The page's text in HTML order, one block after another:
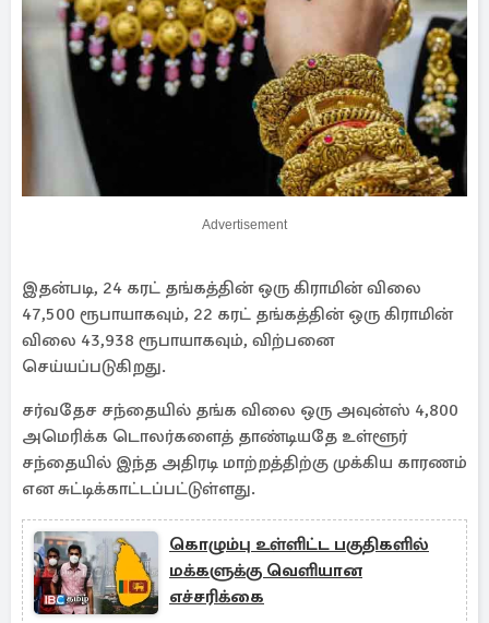
Advertisement
இதன்படி, 24 கரட் தங்கத்தின் ஒரு கிராமின் விலை
47,500 ரூபாயாகவும், 22 கரட் தங்கத்தின் ஒரு கிராமின்
விலை 43,938 ரூபாயாகவும், விற்பனை
செய்யப்படுகிறது.
சர்வதேச சந்தையில் தங்க விலை ஒரு அவுன்ஸ் 4,800
அமெரிக்க டொலர்களைத் தாண்டியதே உள்ளூர்
சந்தையில் இந்த அதிரடி மாற்றத்திற்கு முக்கிய காரணம்
என சுட்டிக்காட்டப்பட்டுள்ளது.
கொழும்பு உள்ளிட்ட பகுதிகளில்
மக்களுக்கு வெளியான
எச்சரிக்கை